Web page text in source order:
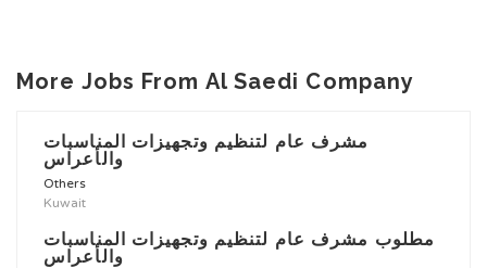
More Jobs From Al Saedi Company
مشرف عام لتنظيم وتجهيزات المناسبات
والأعراس
Others
Kuwait
مطلوب مشرف عام لتنظيم وتجهيزات المناسبات
والأعراس